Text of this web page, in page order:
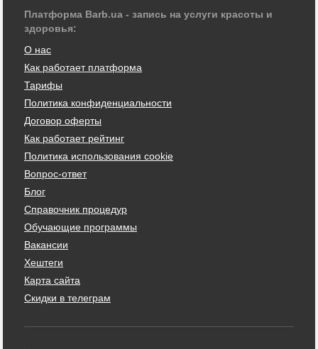
Платформа Barb.ua - запись на услуги красоты и
здоровья:
О нас
Как работает платформа
Тарифы
Политика конфиденциальности
Договор оферты
Как работает рейтинг
Политика использования cookie
Вопрос-ответ
Блог
Справочник процедур
Обучающие программы
Вакансии
Хештеги
Карта сайта
Скидки в телеграм